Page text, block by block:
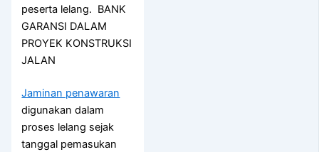
peserta lelang. BANK
GARANSI DALAM
PROYEK KONSTRUKSI
JALAN
Jaminan penawaran
digunakan dalam
proses lelang sejak
tanggal pemasukan